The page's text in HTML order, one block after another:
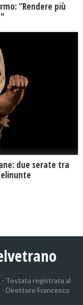
“Rendere più
due serate tra
- Testata registrata al
Direttore Francesco